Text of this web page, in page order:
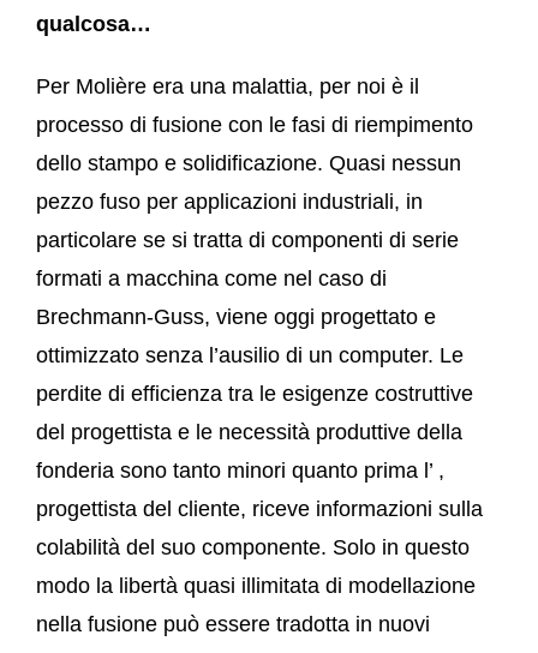
qualcosa…
Per Molière era una malattia, per noi è il
processo di fusione con le fasi di riempimento
dello stampo e solidificazione. Quasi nessun
pezzo fuso per applicazioni industriali, in
particolare se si tratta di componenti di serie
formati a macchina come nel caso di
Brechmann-Guss, viene oggi progettato e
ottimizzato senza l’ausilio di un computer. Le
perdite di efficienza tra le esigenze costruttive
del progettista e le necessità produttive della
fonderia sono tanto minori quanto prima l’ ,
progettista del cliente, riceve informazioni sulla
colabilità del suo componente. Solo in questo
modo la libertà quasi illimitata di modellazione
nella fusione può essere tradotta in nuovi